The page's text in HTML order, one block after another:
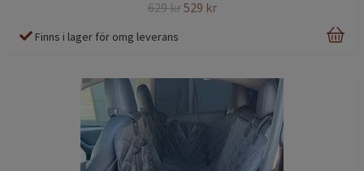
629 kr529 kr
Finns i lager för omg leverans